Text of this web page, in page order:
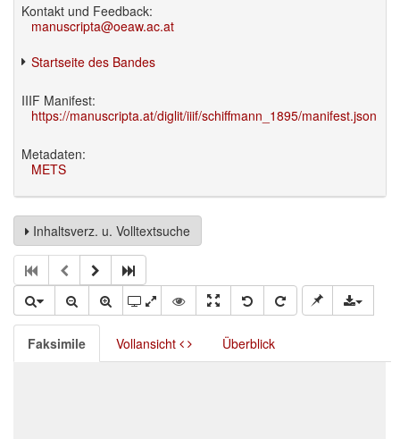
Kontakt und Feedback:
manuscripta@oeaw.ac.at
Startseite des Bandes
IIIF Manifest:
https://manuscripta.at/diglit/iiif/schiffmann_1895/manifest.json
Metadaten:
METS
Inhaltsverz. u. Volltextsuche
Faksimile Vollansicht Überblick